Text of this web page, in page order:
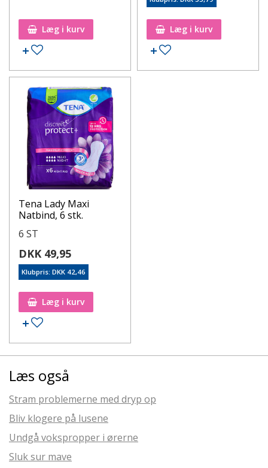
Læg i kurv Læg i kurv
Tena Lady Maxi
Natbind, 6 stk.
6 ST
DKK 49,95
Klubpris: DKK 42,46
Læg i kurv
Læs også
Stram problemerne med dryp op
Bliv klogere på lusene
Undgå vokspropper i ørerne
Sluk sur mave